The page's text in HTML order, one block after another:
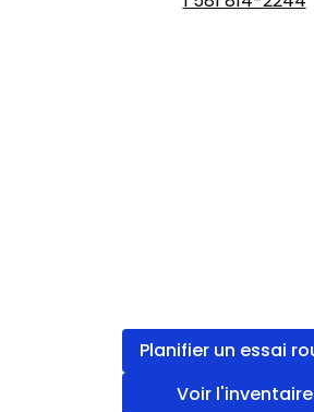
Planifier un essai
Voir l'inventaire